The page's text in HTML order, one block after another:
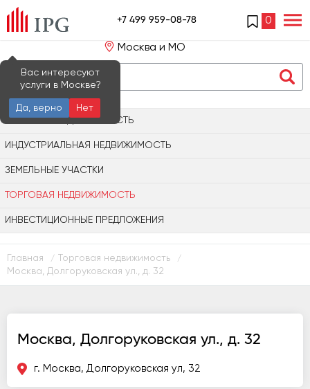
+7 499 959-08-78 0
Москва и МО
Вас интересуют
услуги в Москве?
Да, верно
Нет
ОФИСНАЯ НЕДВИЖИМОСТЬ
ИНДУСТРИАЛЬНАЯ НЕДВИЖИМОСТЬ
ЗЕМЕЛЬНЫЕ УЧАСТКИ
ТОРГОВАЯ НЕДВИЖИМОСТЬ
ИНВЕСТИЦИОННЫЕ ПРЕДЛОЖЕНИЯ
Главная / Торговая недвижимость /
Москва, Долгоруковская ул., д. 32
Москва, Долгоруковская ул., д. 32
г. Москва, Долгоруковская ул, 32